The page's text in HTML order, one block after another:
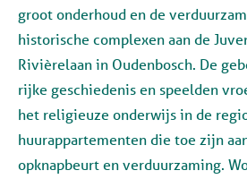
groot onderhoud en de
historische complexen aan de
Rivièrelaan in Oudenbosch. De
rijke geschiedenis en speelden
het religieuze onderwijs in de
huurappartementen die toe zijn
opknapbeurt en verduurzaming.